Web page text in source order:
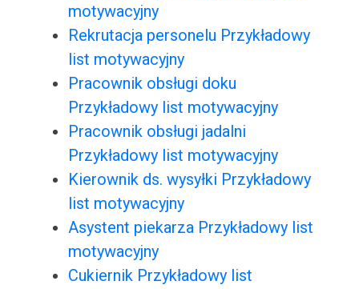
motywacyjny
Rekrutacja personelu Przykładowy
list motywacyjny
Pracownik obsługi doku
Przykładowy list motywacyjny
Pracownik obsługi jadalni
Przykładowy list motywacyjny
Kierownik ds. wysyłki Przykładowy
list motywacyjny
Asystent piekarza Przykładowy list
motywacyjny
Cukiernik Przykładowy list